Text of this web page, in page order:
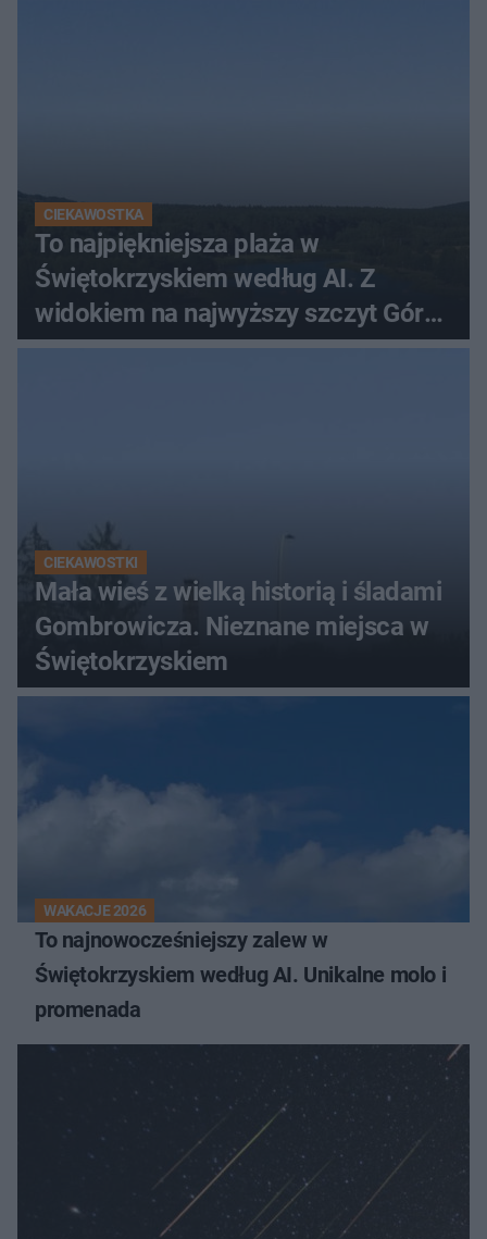
CIEKAWOSTKA
To najpiękniejsza plaża w
Świętokrzyskiem według AI. Z
widokiem na najwyższy szczyt Gór
Świętokrzyskich
CIEKAWOSTKI
Mała wieś z wielką historią i śladami
Gombrowicza. Nieznane miejsca w
Świętokrzyskiem
WAKACJE 2026
To najnowocześniejszy zalew w
Świętokrzyskiem według AI. Unikalne molo i
promenada